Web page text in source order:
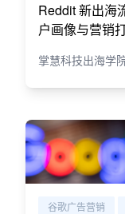
Reddit 新出海
户画像与营销
掌慧科技出海学
谷歌广告营销